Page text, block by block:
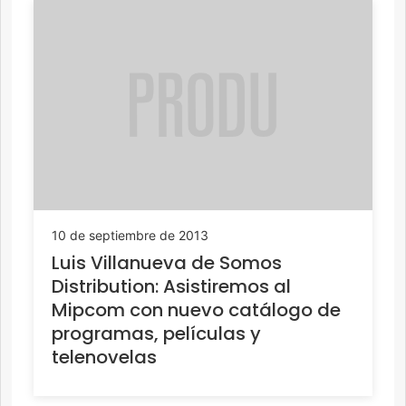
10 de septiembre de 2013
Luis Villanueva de Somos
Distribution: Asistiremos al
Mipcom con nuevo catálogo de
programas, películas y
telenovelas